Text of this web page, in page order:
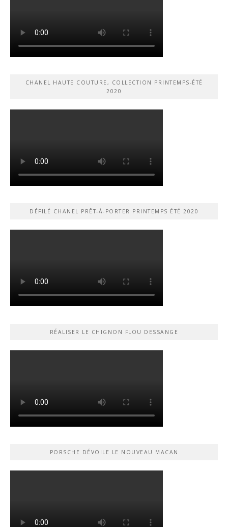
CHANEL HAUTE COUTURE, COLLECTION PRINTEMPS-ÉTÉ
2020
DÉFILÉ CHANEL PRÊT-À-PORTER PRINTEMPS ÉTÉ 2020
RÉALISER LE CHIGNON FLOU DESSANGE
PORSCHE DÉVOILE LE NOUVEAU MACAN